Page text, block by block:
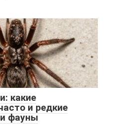
какие
и редкие
фауны